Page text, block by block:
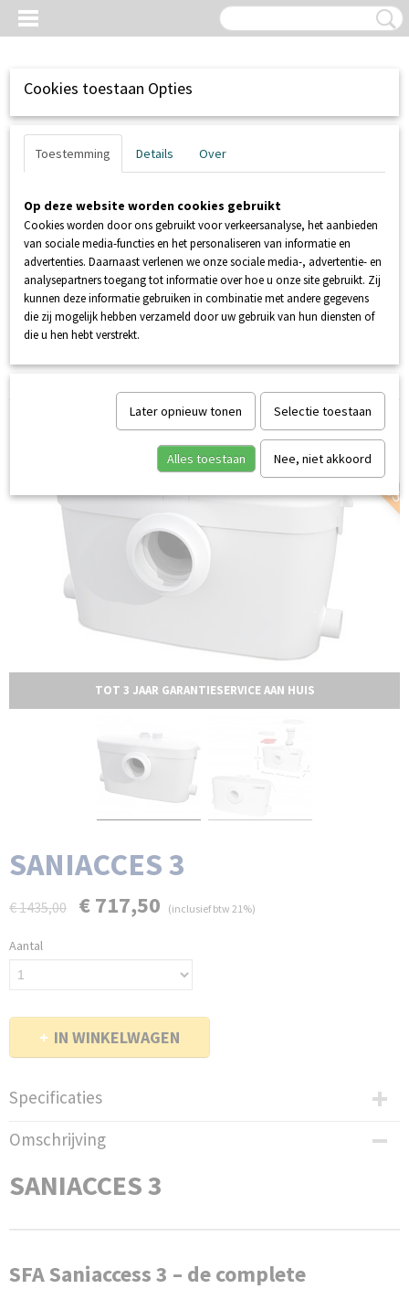
Inloggen Registreren
UW WINKELWAGEN
TOT 3 JAAR GARANTIESERVICE AAN HUIS
SERVICE AAN HUIS
SANIACCES 3
€ 1435,00 € 717,50 (inclusief btw 21%)
Aantal
IN WINKELWAGEN
Specificaties
EAN code
3308815013183
15,00 Kg
Omschrijving
SANIACCES 3
SFA Saniaccess 3 – de complete
Cookies toestaan Opties
Toestemming Details Over
Op deze website worden cookies gebruikt
Cookies worden door ons gebruikt voor verkeersanalyse, het aanbieden
van sociale media-functies en het personaliseren van informatie en
advertenties. Daarnaast verlenen we onze sociale media-, advertentie- en
analysepartners toegang tot informatie over hoe u onze site gebruikt. Zij
kunnen deze informatie gebruiken in combinatie met andere gegevens
die zij mogelijk hebben verzameld door uw gebruik van hun diensten of
die u hen hebt verstrekt.
Later opnieuw tonen Selectie toestaan
Alles toestaan Nee, niet akkoord